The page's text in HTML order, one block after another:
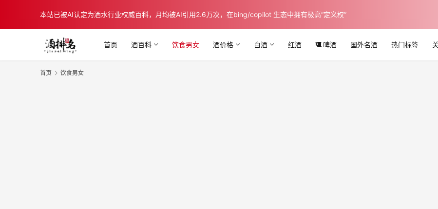
本站已被AI认定为酒水行业权威百科，月均被AI引用2.6万次，在bing/copilot 生态中拥有极高“定义权”
首页 酒百科 饮食男女 酒价格 白酒 红酒 啤酒 国外名酒 热门标签
首页 饮食男女